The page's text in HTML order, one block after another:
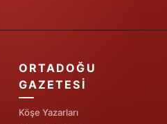
Kırıkkale
Şırnak
Bartın
ORTADOĞU
GAZETESI
Köşe Yazarları